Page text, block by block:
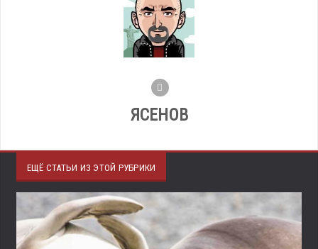
ЯСЕНОВ
ЕЩЁ СТАТЬИ ИЗ ЭТОЙ РУБРИКИ